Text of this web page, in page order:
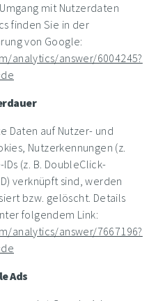
mit Nutzerdaten
finden Sie in der
von Google:
analytics/answer/6004245?
Daten auf Nutzer- und
Nutzerkennungen (z.
(z. B. DoubleClick-
verknüpft sind, werden
bzw. gelöscht. Details
folgendem Link:
analytics/answer/7667196?
Ads